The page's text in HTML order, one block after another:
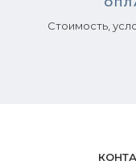
Стоимость,